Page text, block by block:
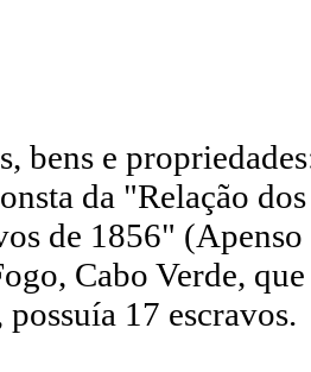
bens e
da "Relação
de 1856"
Cabo Verde,
17 escravos.